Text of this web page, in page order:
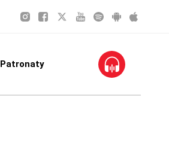
Patronaty